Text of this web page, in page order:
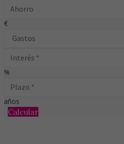
€
%
años
Calcular